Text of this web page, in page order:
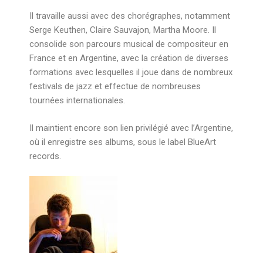
Il travaille aussi avec des chorégraphes, notamment
Serge Keuthen, Claire Sauvajon, Martha Moore. Il
consolide son parcours musical de compositeur en
France et en Argentine, avec la création de diverses
formations avec lesquelles il joue dans de nombreux
festivals de jazz et effectue de nombreuses
tournées internationales.
Il maintient encore son lien privilégié avec l’Argentine,
où il enregistre ses albums, sous le label BlueArt
records.